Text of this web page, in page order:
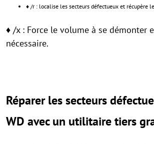
♦ /r : localise les secteurs défectueux et récupère
♦ /x : Force le volume à se démonter
nécessaire.
Réparer les secteurs
WD avec un utilitaire tiers